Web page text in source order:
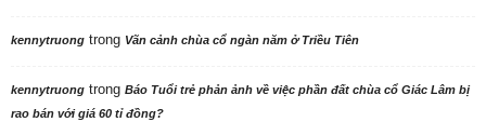
kennytruong trong Vãn cảnh chùa cổ ngàn năm ở Triều Tiên
kennytruong trong Báo Tuổi trẻ phản ảnh về việc phần đất chùa cổ Giác Lâm bị
rao bán với giá 60 tỉ đồng?